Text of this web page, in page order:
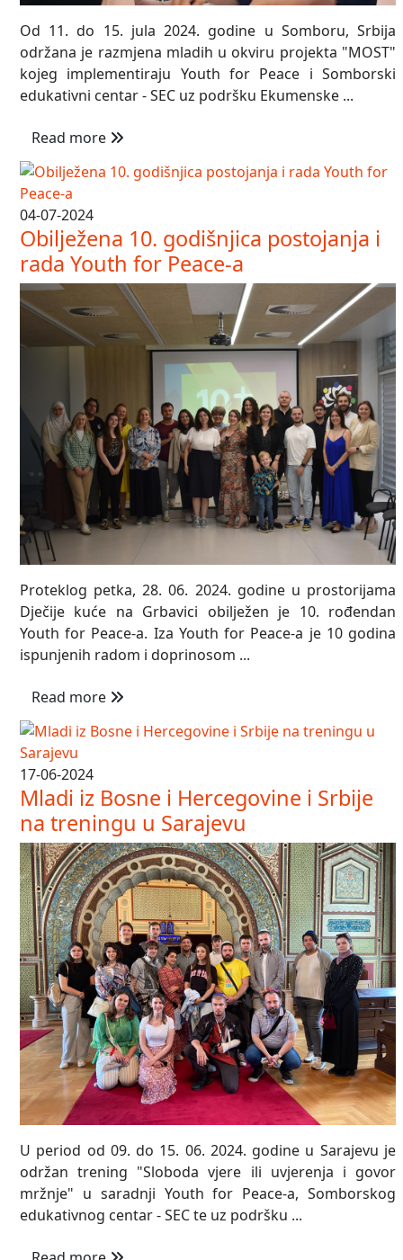
Od 11. do 15. jula 2024. godine u Somboru, Srbija
održana je razmjena mladih u okviru projekta "MOST"
kojeg implementiraju Youth for Peace i Somborski
edukativni centar - SEC uz podršku Ekumenske ...
Read more
04-07-2024
Obilježena 10. godišnjica postojanja i
rada Youth for Peace-a
Proteklog petka, 28. 06. 2024. godine u prostorijama
Dječije kuće na Grbavici obilježen je 10. rođendan
Youth for Peace-a. Iza Youth for Peace-a je 10 godina
ispunjenih radom i doprinosom ...
Read more
17-06-2024
Mladi iz Bosne i Hercegovine i Srbije
na treningu u Sarajevu
U period od 09. do 15. 06. 2024. godine u Sarajevu je
održan trening "Sloboda vjere ili uvjerenja i govor
mržnje" u saradnji Youth for Peace-a, Somborskog
edukativnog centar - SEC te uz podršku ...